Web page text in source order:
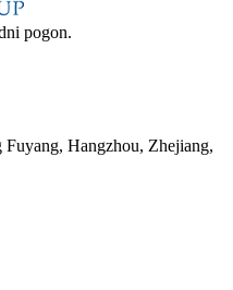
pogon.
Hangzhou, Zhejiang,